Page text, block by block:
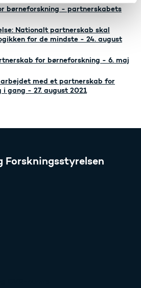
børneforskning - partnerskabets
Nationalt partnerskab skal
for de mindste - 24. august
for børneforskning - 6. maj
arbejdet med et partnerskab for
i gang - 27. august 2021
Forskningsstyrelsen